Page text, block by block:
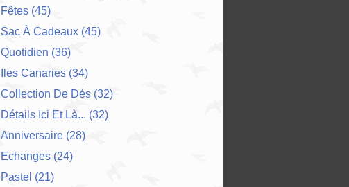
Fêtes (45)
Sac À Cadeaux (45)
Quotidien (36)
Iles Canaries (34)
Collection De Dés (32)
Détails Ici Et Là... (32)
Anniversaire (28)
Echanges (24)
Pastel (21)